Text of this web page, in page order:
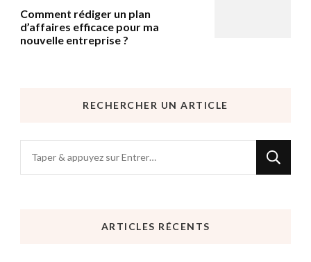
Comment rédiger un plan
d’affaires efficace pour ma
nouvelle entreprise ?
RECHERCHER UN ARTICLE
recherchiez
ARTICLES RÉCENTS